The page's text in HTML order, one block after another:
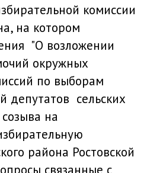
комиссии
на котором
"О возложении
окружных
по выборам
депутатов сельских
на
района Ростовской
связанные с